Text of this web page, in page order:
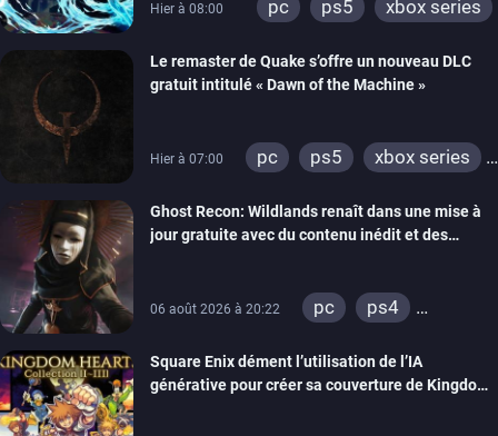
Hier à 08:00 pc ps5 xbox series
Le remaster de Quake s’offre un nouveau DLC
gratuit intitulé « Dawn of the Machine »
Hier à 07:00 pc ps5
xbox series
xbox one
nintendo 64
Ghost Recon: Wildlands renaît dans une mise à
jour gratuite avec du contenu inédit et des
06 août 2026 à 20:22 pc
ps4
Square Enix dément l’utilisation de l’IA
générative pour créer sa couverture de Kingdom